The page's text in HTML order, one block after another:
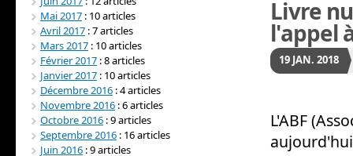
Livre
l'appel
19 JAN. 2018
L'ABF
Mai 2017 : 10 articles
Avril 2017 : 7 articles
Mars 2017 : 10 articles
Février 2017 : 8 articles
Janvier 2017 : 10 articles
Décembre 2016 : 4 articles
Novembre 2016 : 6 articles
Octobre 2016 : 9 articles
Septembre 2016 : 16 articles
Juin 2016 : 9 articles